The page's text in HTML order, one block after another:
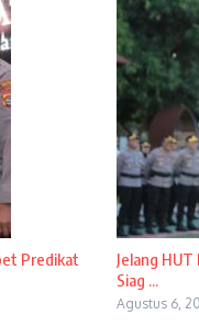
Predikat
Jelang
Siag ...
Agustus 6,